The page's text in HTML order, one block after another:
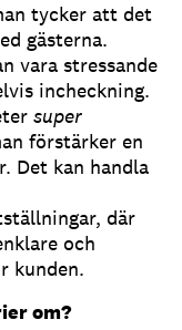
tycker att det
gästerna.
vara stressande
incheckning.
super
förstärker en
Det kan handla
där
och
kunden.
om?